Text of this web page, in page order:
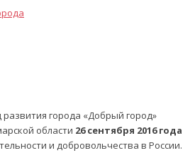
города «Добрый город»
области 26 сентября 2016 года
и добровольчества в России.